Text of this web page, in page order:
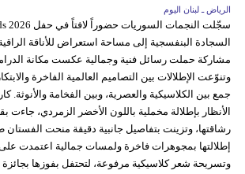
الرياض ـ لبنان اليوم
السجادة البنفسجية إلى مساحة استعراض للأناقة
مشاركة حملت رسائل فنية وجمالية عكست مكانة
وتنوّعت الإطلالات بين التصاميم العالمية الفاخرة
جمع بين الكلاسيكية والعصرية، وبين الفخامة
الأنظار بإطلالة مخملية باللون الأخضر الزمردي، جاءت
رشاقتها، وتزينت بتفاصيل جانبية دقيقة منحت الفستان
إطلالتها بمجوهرات فاخرة ولمسات جمالية اعتمدت
وتسريحة شعر كلاسيكية مرفوعة، لتحتفل بفوزها